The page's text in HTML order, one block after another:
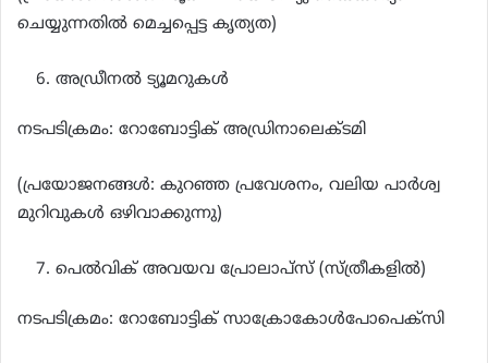
ചെയ്യുന്നതിൽ മെച്ചപ്പെട്ട കൃത്യത)
അഡ്രീനൽ ട്യൂമറുകൾ
നടപടിക്രമം: റോബോട്ടിക് അഡ്രിനാലെക്ടമി
(പ്രയോജനങ്ങൾ: കുറഞ്ഞ പ്രവേശനം, വലിയ പാർശ്വ
മുറിവുകൾ ഒഴിവാക്കുന്നു)
പെൽവിക് അവയവ പ്രോലാപ്സ് (സ്ത്രീകളിൽ)
നടപടിക്രമം: റോബോട്ടിക് സാക്രോകോൾപോപെക്സി